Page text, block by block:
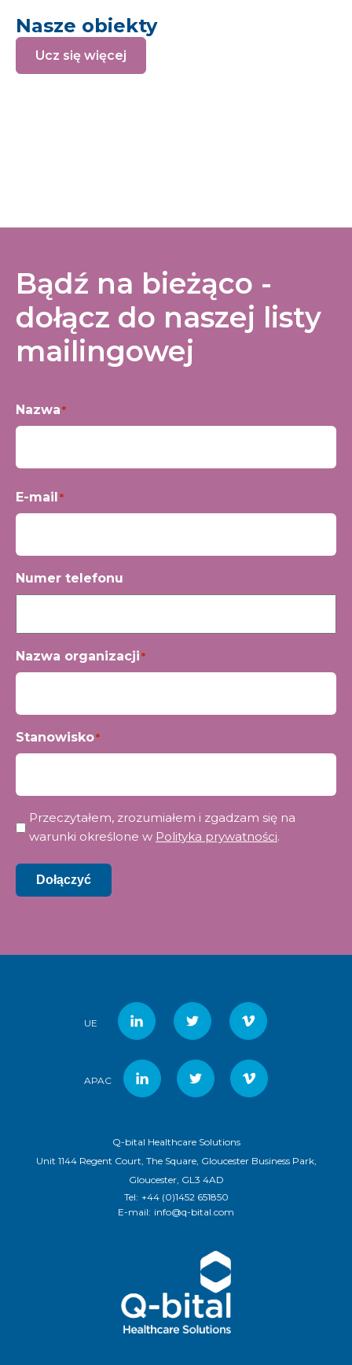
Nasze obiekty
Ucz się więcej
Bądź na bieżąco -
dołącz do naszej listy
mailingowej
Nazwa*
E-mail *
Numer telefonu
Nazwa organizacji*
Stanowisko*
Prywatność*
Przeczytałem, zrozumiałem i zgadzam się na
warunki określone w Polityka prywatności.
Dołączyć
UE
APAC
Q-bital Healthcare Solutions
Unit 1144 Regent Court, The Square, Gloucester Business Park,
Gloucester, GL3 4AD
Tel: +44 (0)1452 651850
E-mail: info@q-bital.com